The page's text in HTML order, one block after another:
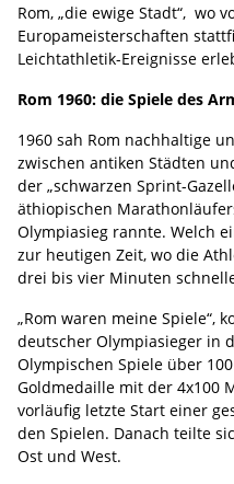
Rom, „die ewige Stadt“, wo
Europameisterschaften
Leichtathletik-Ereignisse
Rom 1960: die Spiele des
1960 sah Rom nachhaltige
zwischen antiken Städten
der „schwarzen Sprint-
äthiopischen
Olympiasieg rannte. Welch
zur heutigen Zeit, wo die
drei bis vier Minuten
„Rom waren meine Spiele“,
deutscher Olympiasieger in
Olympischen Spiele über
Goldmedaille mit der 4x100
vorläufig letzte Start einer
den Spielen. Danach teilte
Ost und West.